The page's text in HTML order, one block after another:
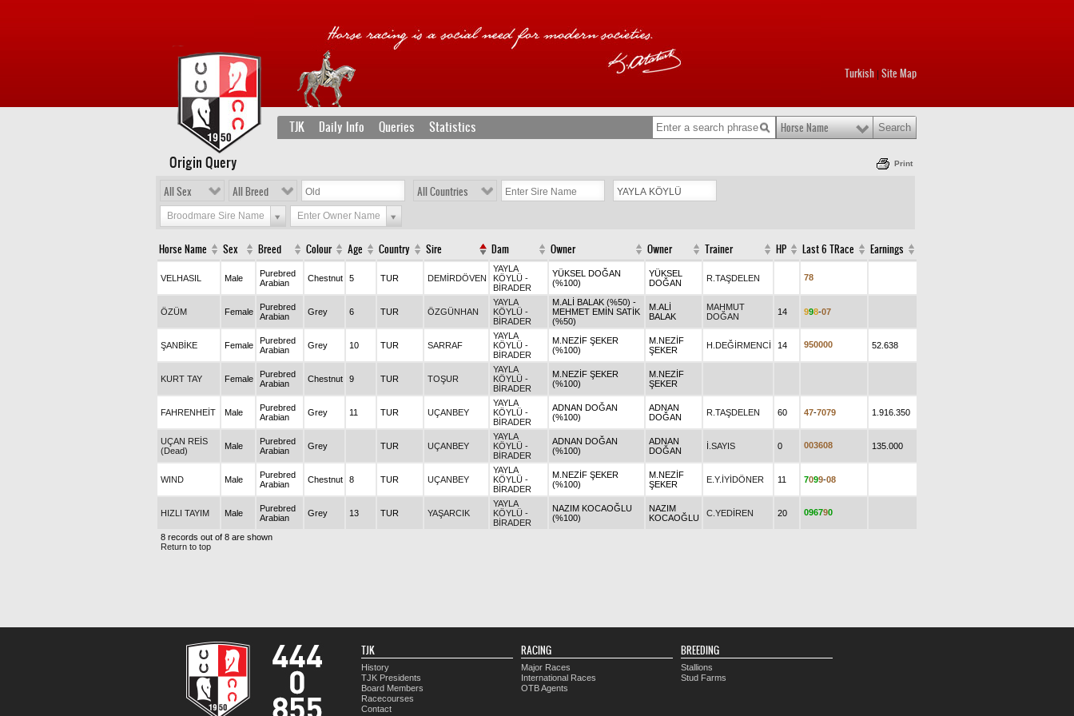
Turkish Site Map
TJK Daily Info Queries Statistics Horse Name
Origin Query Print
All Sex All Breed All Countries
Broodmare Sire Name Enter Owner Name
Horse Name Sex Breed Colour Age Country Sire Dam Owner Owner Trainer HP Last 6 TRace Earnings
VELHASIL Male
Purebred
Arabian
Chestnut 5 TUR DEMİRDÖVEN
YAYLA
KÖYLÜ -
BİRADER
YÜKSEL DOĞAN
(%100)
YÜKSEL
DOĞAN
R.TAŞDELEN 78
ÖZÜM Female
Purebred
Arabian
Grey 6 TUR ÖZGÜNHAN
YAYLA
KÖYLÜ -
BİRADER
M.ALİ BALAK (%50) -
MEHMET EMİN SATİK
(%50)
M.ALİ
BALAK
MAHMUT
DOĞAN
14 998-07
ŞANBİKE Female
Purebred
Arabian
Grey 10 TUR SARRAF
YAYLA
KÖYLÜ -
BİRADER
M.NEZİF ŞEKER
(%100)
M.NEZİF
ŞEKER
H.DEĞİRMENCİ 14 950000 52.638
KURT TAY Female
Purebred
Arabian
Chestnut 9 TUR TOŞUR
YAYLA
KÖYLÜ -
BİRADER
M.NEZİF ŞEKER
(%100)
M.NEZİF
ŞEKER
FAHRENHEİT Male
Purebred
Arabian
Grey 11 TUR UÇANBEY
YAYLA
KÖYLÜ -
BİRADER
ADNAN DOĞAN
(%100)
ADNAN
DOĞAN
R.TAŞDELEN 60 47-7079 1.916.350
UÇAN REİS
(Dead)
Male
Purebred
Arabian
Grey TUR UÇANBEY
YAYLA
KÖYLÜ -
BİRADER
ADNAN DOĞAN
(%100)
ADNAN
DOĞAN
İ.SAYIS 0 003608 135.000
WIND Male
Purebred
Arabian
Chestnut 8 TUR UÇANBEY
YAYLA
KÖYLÜ -
BİRADER
M.NEZİF ŞEKER
(%100)
M.NEZİF
ŞEKER
E.Y.İYİDÖNER 11 7099-08
HIZLI TAYIM Male
Purebred
Arabian
Grey 13 TUR YAŞARCIK
YAYLA
KÖYLÜ -
BİRADER
NAZIM KOCAOĞLU
(%100)
NAZIM
KOCAOĞLU
C.YEDİREN 20 096790
8 records out of 8 are shown
Return to top
TJK
History
TJK Presidents
Board Members
Racecourses
Contact
RACING
Major Races
International Races
OTB Agents
BREEDING
Stallions
Stud Farms